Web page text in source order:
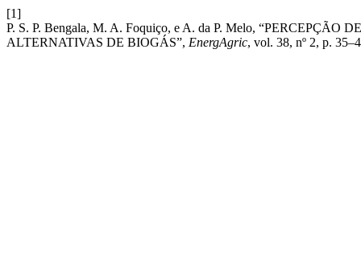
[1]
P. S. P. Bengala, M. A. Foquiço, e A. da P. Melo,
ALTERNATIVAS DE BIOGÁS”, EnergAgric, vol. 38, nº 2, p.